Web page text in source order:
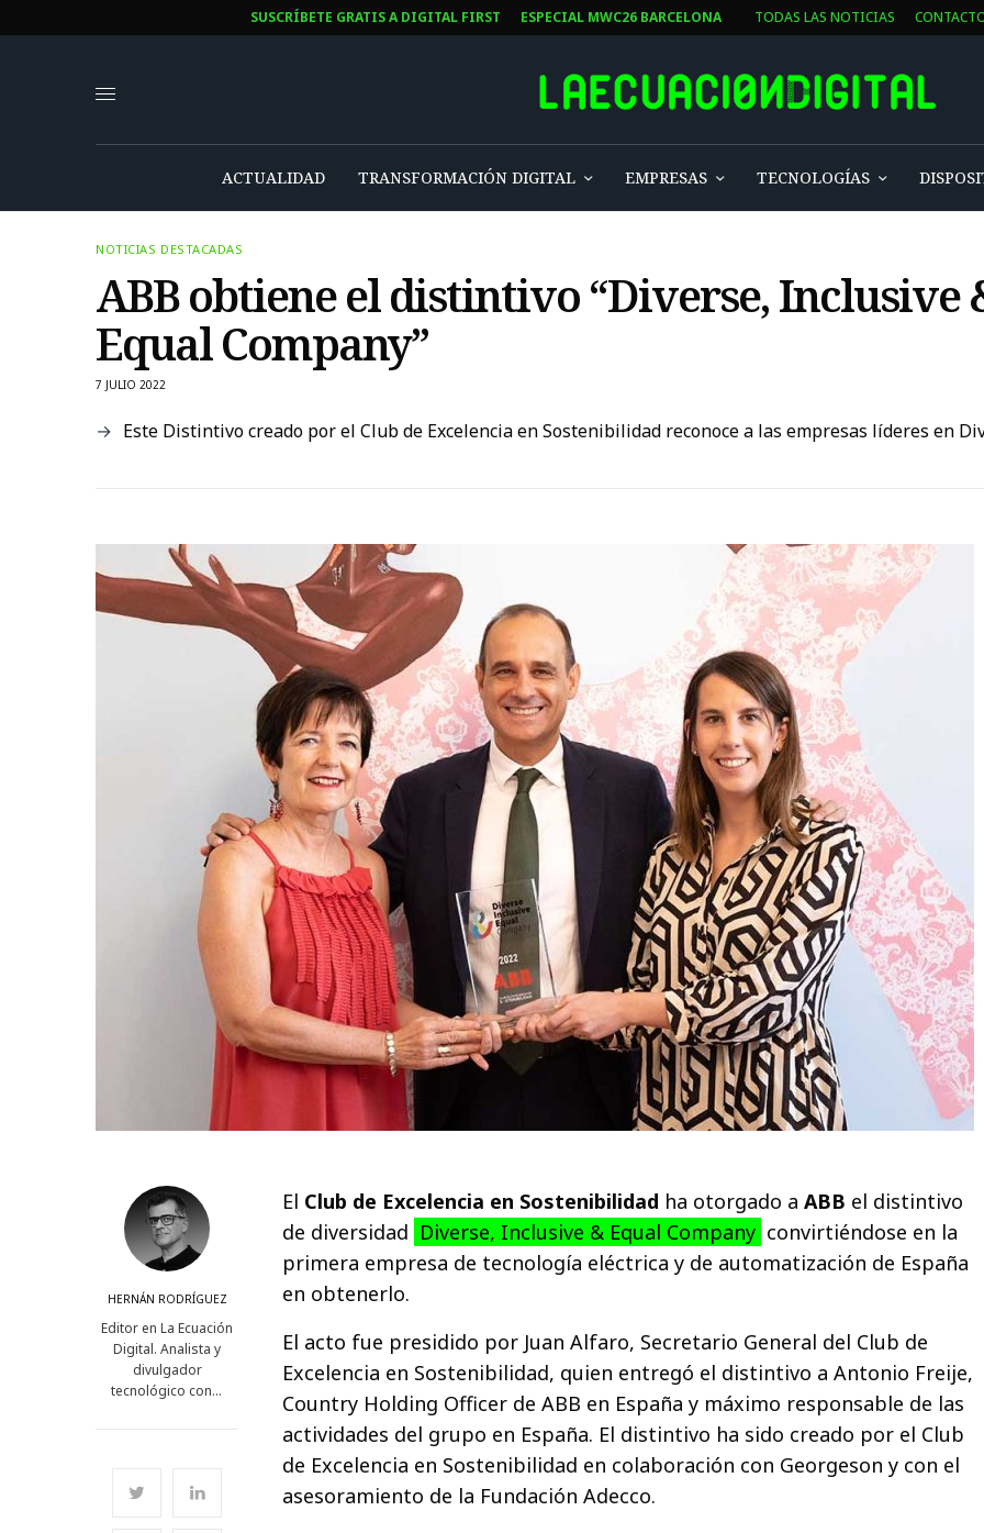
SUSCRÍBETE GRATIS A DIGITAL FIRST ESPECIAL MWC26 BARCELONA TODAS LAS NOTICIAS
ACTUALIDAD TRANSFORMACIÓN DIGITAL EMPRESAS TECNOLOGÍAS
NOTICIAS DESTACADAS
ABB obtiene el distintivo “Diverse, Inclusive
Equal Company”
7 JULIO 2022
Este Distintivo creado por el Club de Excelencia en Sostenibilidad reconoce a las empresas líderes en
HERNÁN RODRÍGUEZ
Editor en La Ecuación
Digital. Analista y
divulgador
tecnológico con…
El Club de Excelencia en Sostenibilidad ha otorgado aABB el distintivo
de diversidad Diverse, Inclusive & Equal Company convirtiéndose en la
primera empresa de tecnología eléctrica y de automatización de España
en obtenerlo.
El acto fue presidido por Juan Alfaro, Secretario General del Club de
Excelencia en Sostenibilidad, quien entregó el distintivo a Antonio Freije,
Country Holding Officer de ABB en España y máximo responsable de las
actividades del grupo en España. El distintivo ha sido creado por el Club
de Excelencia en Sostenibilidad en colaboración con Georgeson y con el
asesoramiento de la Fundación Adecco.